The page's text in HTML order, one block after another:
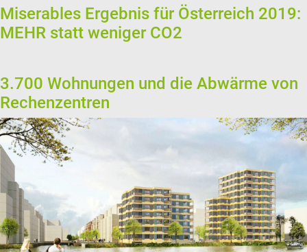
Miserables Ergebnis für Österreich 2019:
MEHR statt weniger CO2
3.700 Wohnungen und die Abwärme von
Rechenzentren